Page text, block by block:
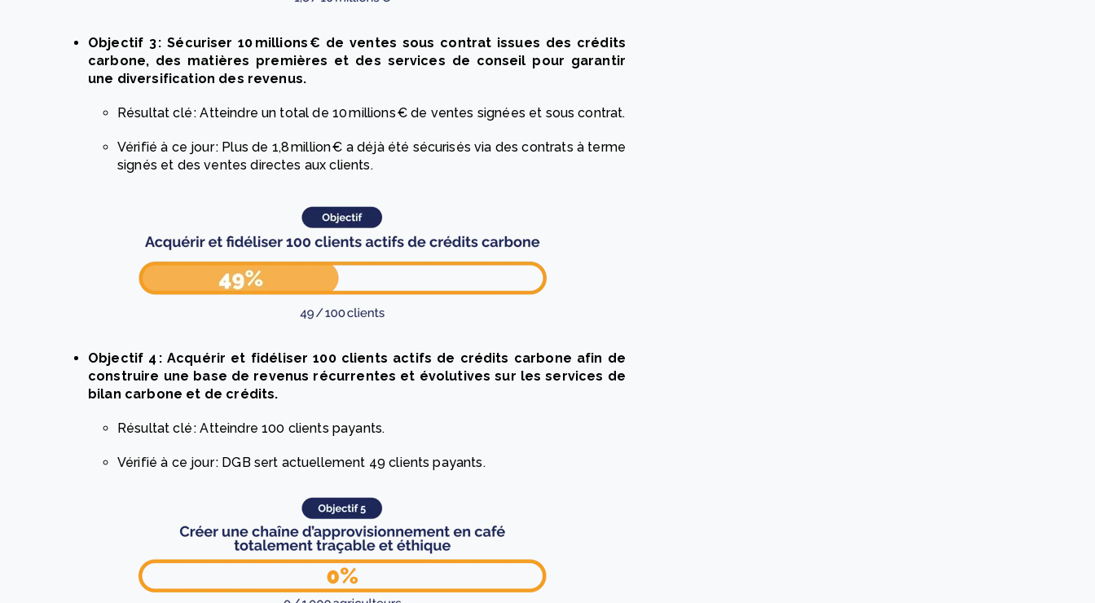
Objectif 3 : Sécuriser 10 millions € de ventes sous contrat issues des crédits
carbone, des matières premières et des services de conseil pour garantir
une diversification des revenus.
Résultat clé : Atteindre un total de 10 millions € de ventes signées et sous contrat.
Vérifié à ce jour : Plus de 1,8 million € a déjà été sécurisés via des contrats à terme
signés et des ventes directes aux clients.
Objectif 4 : Acquérir et fidéliser 100 clients actifs de crédits carbone afin de
construire une base de revenus récurrentes et évolutives sur les services de
bilan carbone et de crédits.
Résultat clé : Atteindre 100 clients payants.
Vérifié à ce jour : DGB sert actuellement 49 clients payants.